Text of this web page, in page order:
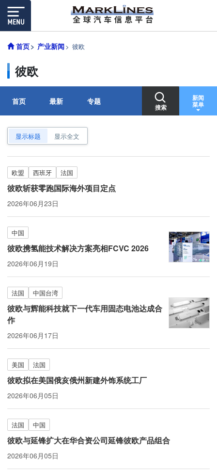
首页 产业新闻 彼欧
彼欧
首页 最新 专题
搜索
新闻
菜单
显示标题 显示全文
欧盟 西班牙 法国
彼欧斩获零跑国际海外项目定点
2026年06月23日
中国
彼欧携氢能技术解决方案亮相FCVC 2026
2026年06月19日
法国 中国台湾
彼欧与辉能科技就下一代车用固态电池达成合
作
2026年06月17日
美国 法国
彼欧拟在美国俄亥俄州新建外饰系统工厂
2026年06月05日
法国 中国
彼欧与延锋扩大在华合资公司延锋彼欧产品组合
2026年06月05日